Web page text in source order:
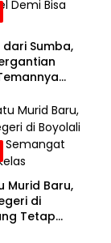
dari Sumba,
Murid Baru,
di
Tetap